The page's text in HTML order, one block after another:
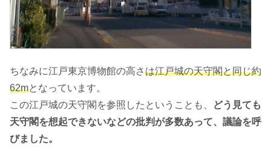
ちなみに江戸東京博物館の高さは江戸城の天守閣と同じ約
62mとなっています。
この江戸城の天守閣を参照したということも、
どう見ても
天守閣を想起できないなどの批判が多数あって、議論を呼
びました。